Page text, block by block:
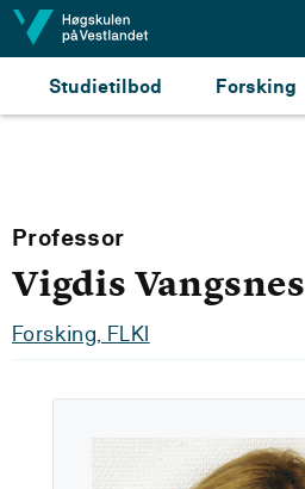
Hopp til innhald
Studietilbod Forsking
Professor
Vigdis Vangsnes
Forsking, FLKI